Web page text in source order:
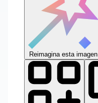
Reimagina esta imagen